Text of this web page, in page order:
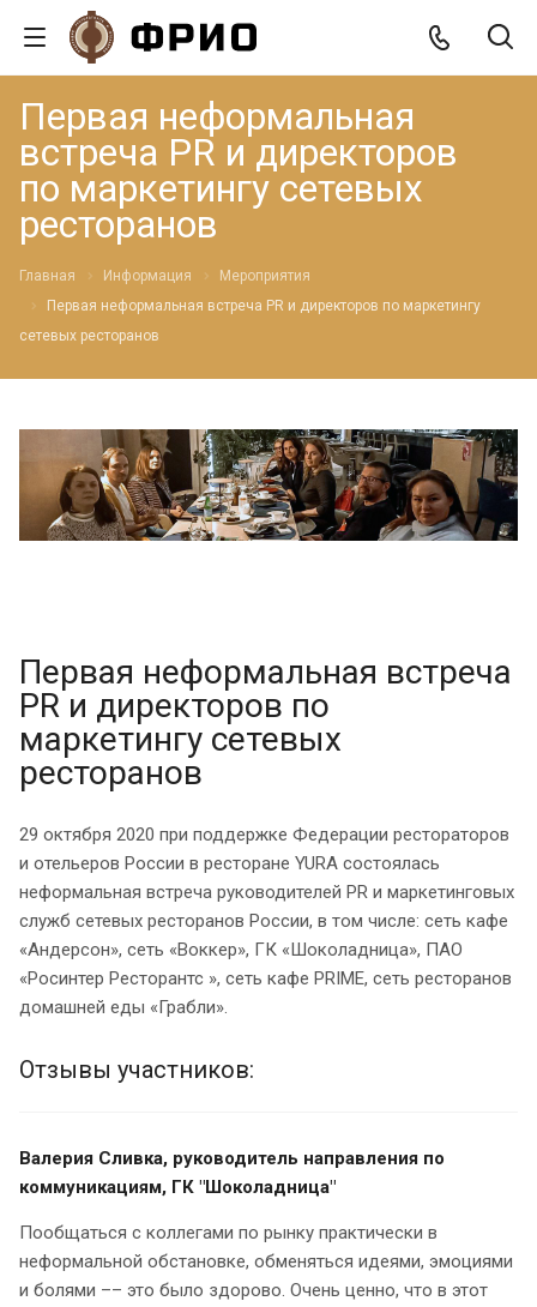
Первая неформальная
встреча PR и директоров
по маркетингу сетевых
ресторанов
Главная Информация
Мероприятия
Первая неформальная встреча PR и директоров по маркетингу
сетевых ресторанов
Первая неформальная встреча
PR и директоров по
маркетингу сетевых
ресторанов
29 октября 2020 при поддержке Федерации рестораторов
и отельеров России в ресторане YURA состоялась
неформальная встреча руководителей PR и маркетинговых
служб сетевых ресторанов России, в том числе: сеть кафе
«Андерсон», сеть «Воккер», ГК «Шоколадница», ПАО
«Росинтер Ресторантс », сеть кафе PRIME, сеть ресторанов
домашней еды «Грабли».
Отзывы участников:
Валерия Сливка, руководитель направления по
коммуникациям, ГК "Шоколадница"
Пообщаться с коллегами по рынку практически в
неформальной обстановке, обменяться идеями, эмоциями
и болями –– это было здорово. Очень ценно, что в этот